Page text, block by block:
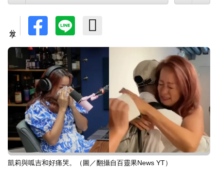
家成邊佑錫師妹
富婆砸錢拍短劇塞60場吻戲！男星爆「開房被包
養」 親上火線揭真相
下載東森App，隨時掌握天下大小事！
楊銘威方志友12年婚姻告終！昆凌10年前早有預
感 認：擔心多過開心
凱莉與呱吉和好痛哭。（圖／翻攝自百靈果News YT）